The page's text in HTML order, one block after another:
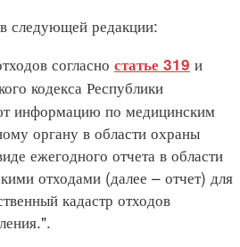
следующей редакции:
согласно статье 319 и
кодекса Республики
информацию по медицинским
органу в области охраны
ежегодного отчета в области
отходами (далее – отчет) для
кадастр отходов